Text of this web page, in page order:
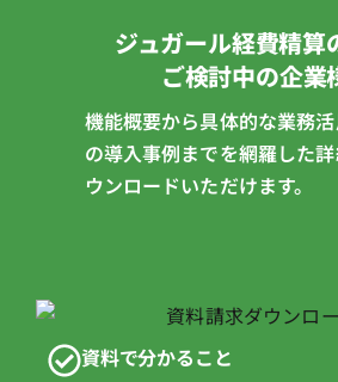
ジュガール経費精算
ご検討中の企業
機能概要から具体的な業務
の導入事例までを網羅した
ウンロードいただけます。
資料で分かること